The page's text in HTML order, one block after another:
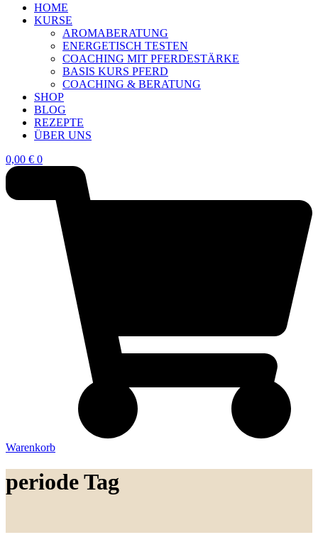
HOME
KURSE
AROMABERATUNG
ENERGETISCH TESTEN
COACHING MIT PFERDESTÄRKE
BASIS KURS PFERD
COACHING & BERATUNG
SHOP
BLOG
REZEPTE
ÜBER UNS
0,00 € 0
Warenkorb
periode Tag